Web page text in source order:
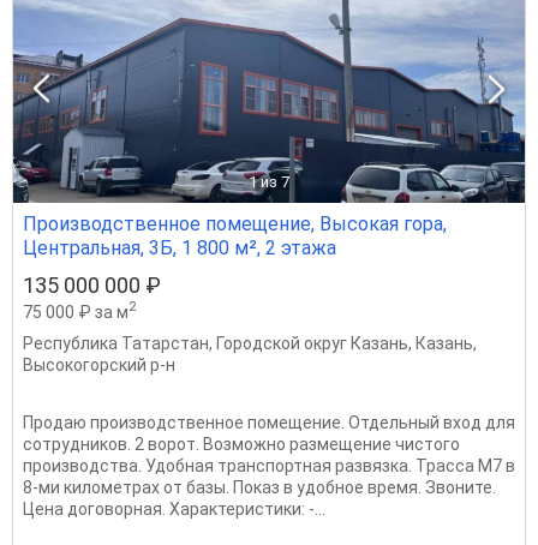
1 из 7
Производственное помещение, Высокая гора,
Центральная, 3Б, 1 800 м², 2 этажа
135 000 000 ₽
75 000 ₽ за м2
Республика Татарстан, Городской округ Казань, Казань,
Высокогорский р-н
Продаю производственное помещение. Отдельный вход для
сотрудников. 2 ворот. Возможно размещение чистого
производства. Удобная транспортная развязка. Трасса М7 в
8-ми километрах от базы. Показ в удобное время. Звоните.
Цена договорная. Характеристики: -...